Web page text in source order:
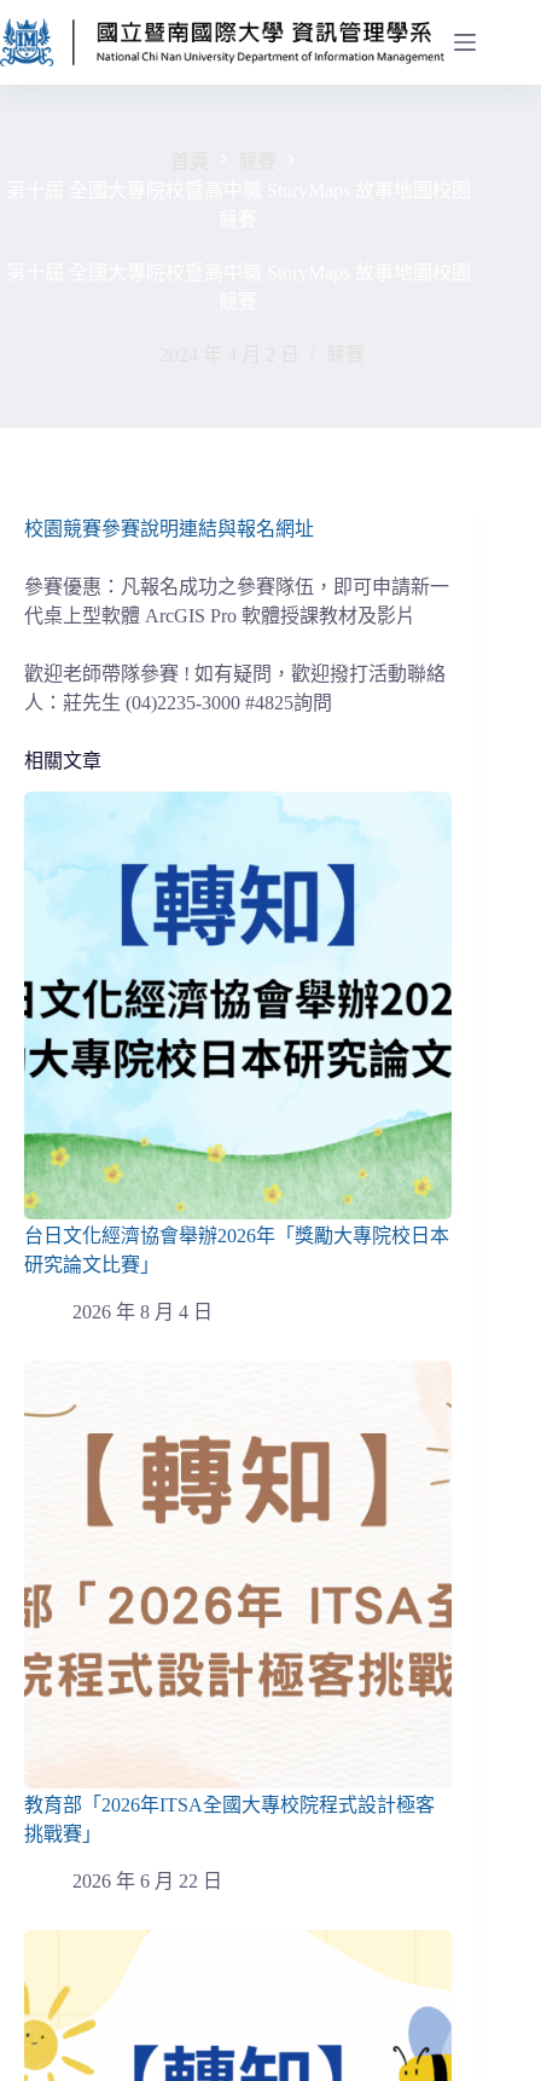
校園競賽參賽說明連結與報名網址
參賽優惠：凡報名成功之參賽隊伍，即可申請新一
代桌上型軟體 ArcGIS Pro 軟體授課教材及影片
歡迎老師帶隊參賽 ! 如有疑問，歡迎撥打活動聯絡
人：莊先生 (04)2235-3000 #4825詢問
相關文章
台日文化經濟協會舉辦2026年「獎勵大專院校日本
研究論文比賽」
2026 年 8 月 4 日
教育部「2026年ITSA全國大專校院程式設計極客
挑戰賽」
2026 年 6 月 22 日